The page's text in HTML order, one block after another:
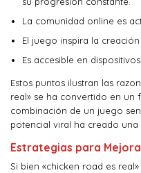
La comunidad online es
El juego inspira la
Es accesible en
Estos puntos ilustran las
real» se ha convertido en un
combinación de un juego
potencial viral ha creado
Estrategias para
Si bien «chicken road es